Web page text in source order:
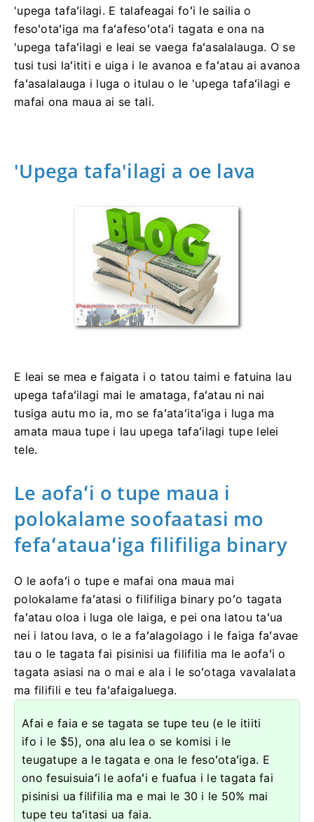
'upega tafaʻilagi. E talafeagai foʻi le sailia o
fesoʻotaʻiga ma faʻafesoʻotaʻi tagata e ona na
'upega tafaʻilagi e leai se vaega faʻasalalauga. O se
tusi tusi laʻititi e uiga i le avanoa e faʻatau ai avanoa
faʻasalalauga i luga o itulau o le 'upega tafaʻilagi e
mafai ona maua ai se tali.
'Upega tafa'ilagi a oe lava
E leai se mea e faigata i o tatou taimi e fatuina lau
upega tafaʻilagi mai le amataga, faʻatau ni nai
tusiga autu mo ia, mo se faʻataʻitaʻiga i luga ma
amata maua tupe i lau upega tafaʻilagi tupe lelei
tele.
Le aofaʻi o tupe maua i
polokalame soofaatasi mo
fefaʻatauaʻiga filifiliga binary
O le aofaʻi o tupe e mafai ona maua mai
polokalame faʻatasi o filifiliga binary poʻo tagata
faʻatau oloa i luga ole laiga, e pei ona latou taʻua
nei i latou lava, o le a faʻalagolago i le faiga faʻavae
tau o le tagata fai pisinisi ua filifilia ma le aofaʻi o
tagata asiasi na o mai e ala i le soʻotaga vavalalata
ma filifili e teu faʻafaigaluega.
Afai e faia e se tagata se tupe teu (e le itiiti
ifo i le $5), ona alu lea o se komisi i le
teugatupe a le tagata e ona le fesoʻotaʻiga. E
ono fesuisuiaʻi le aofaʻi e fuafua i le tagata fai
pisinisi ua filifilia ma e mai le 30 i le 50% mai
tupe teu taʻitasi ua faia.